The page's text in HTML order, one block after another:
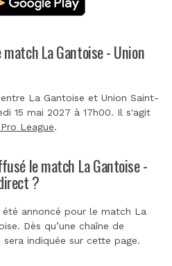
La Gantoise - Union
La Gantoise et Union Saint-
15 mai 2027 à 17h00. Il s'agit
League.
le match La Gantoise -
?
été annoncé pour le match La
Dès qu’une chaîne de
indiquée sur cette page.